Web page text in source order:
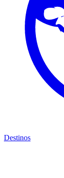
Destinos